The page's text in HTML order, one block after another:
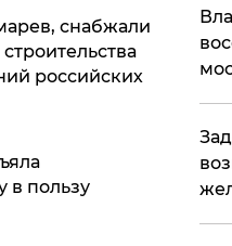
снабжали
российских
в пользу